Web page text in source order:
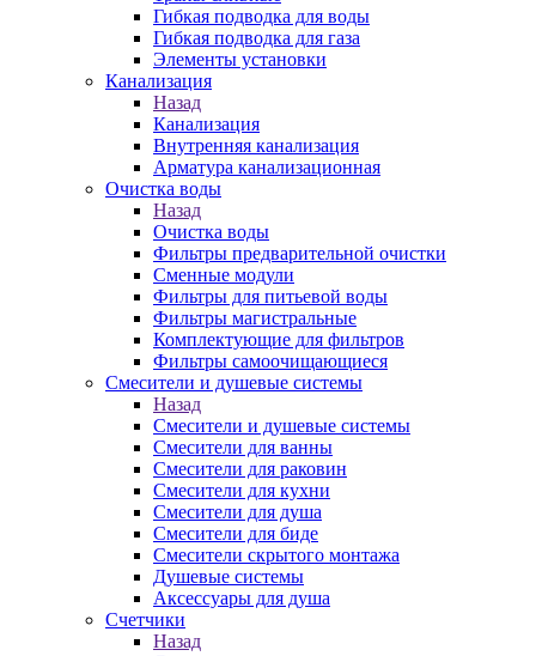
Гибкая подводка для воды
Гибкая подводка для газа
Элементы установки
Канализация
Назад
Канализация
Внутренняя канализация
Арматура канализационная
Очистка воды
Назад
Очистка воды
Фильтры предварительной очистки
Сменные модули
Фильтры для питьевой воды
Фильтры магистральные
Комплектующие для фильтров
Фильтры самоочищающиеся
Смесители и душевые системы
Назад
Смесители и душевые системы
Смесители для ванны
Смесители для раковин
Смесители для кухни
Смесители для душа
Смесители для биде
Смесители скрытого монтажа
Душевые системы
Аксессуары для душа
Счетчики
Назад